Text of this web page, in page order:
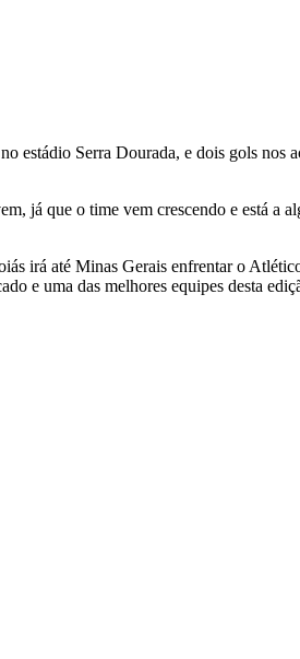
estádio Serra Dourada, e dois gols nos
já que o time vem crescendo e está a
irá até Minas Gerais enfrentar o
e uma das melhores equipes desta